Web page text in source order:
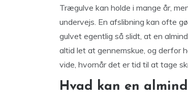
Trægulve kan holde i mange år,
undervejs. En afslibning kan ofte
gulvet egentlig så slidt, at en
altid let at gennemskue, og derfor
vide, hvornår det er tid til at tage
Hvad kan en